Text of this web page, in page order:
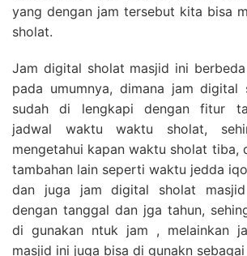
yang dengan jam tersebut kita bisa
sholat.
Jam digital sholat masjid ini
pada umumnya, dimana jam digital
sudah di lengkapi dengan fitur
jadwal waktu waktu sholat,
mengetahui kapan waktu sholat tiba,
tambahan lain seperti waktu jedda
dan juga jam digital sholat
dengan tanggal dan jga tahun,
di gunakan ntuk jam , melainkan
masjid ini juga bisa di gunakn sebagai